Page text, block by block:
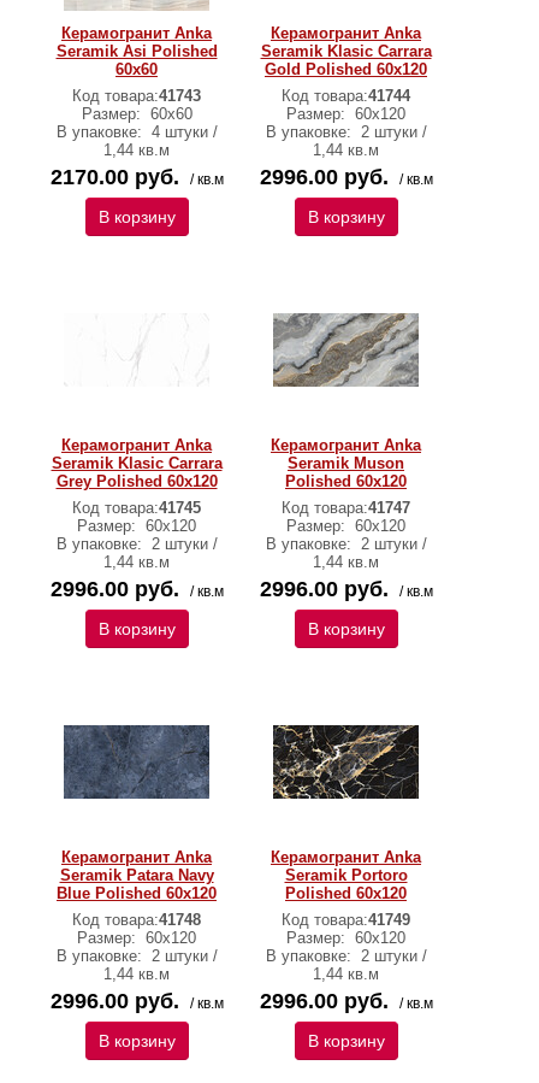
Керамогранит Anka
Seramik Asi Polished
60x60
Код товара:41743
Размер: 60x60
В упаковке: 4 штуки /
1,44 кв.м
2170.00 руб. / кв.м
В корзину
Керамогранит Anka
Seramik Klasic Carrara
Gold Polished 60x120
Код товара:41744
Размер: 60х120
В упаковке: 2 штуки /
1,44 кв.м
2996.00 руб. / кв.м
В корзину
Керамогранит Anka
Seramik Klasic Carrara
Grey Polished 60x120
Код товара:41745
Размер: 60х120
В упаковке: 2 штуки /
1,44 кв.м
2996.00 руб. / кв.м
В корзину
Керамогранит Anka
Seramik Muson
Polished 60x120
Код товара:41747
Размер: 60х120
В упаковке: 2 штуки /
1,44 кв.м
2996.00 руб. / кв.м
В корзину
Керамогранит Anka
Seramik Patara Navy
Blue Polished 60x120
Код товара:41748
Размер: 60х120
В упаковке: 2 штуки /
1,44 кв.м
2996.00 руб. / кв.м
В корзину
Керамогранит Anka
Seramik Portoro
Polished 60x120
Код товара:41749
Размер: 60х120
В упаковке: 2 штуки /
1,44 кв.м
2996.00 руб. / кв.м
В корзину